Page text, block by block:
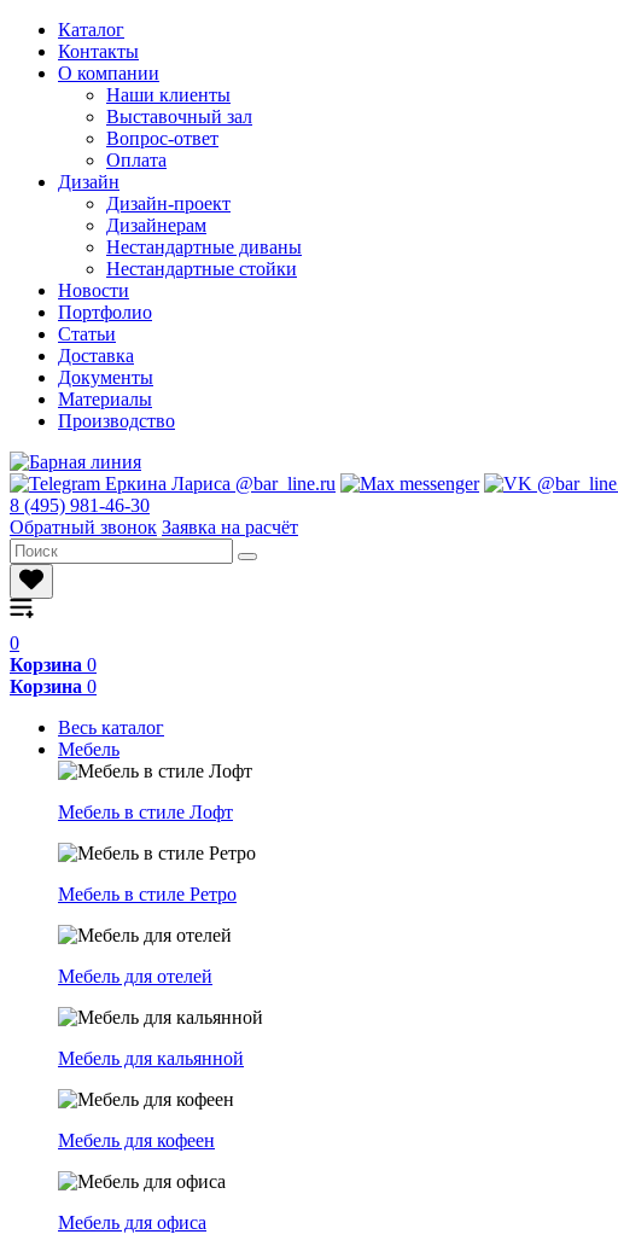
Каталог
Контакты
О компании
Наши клиенты
Выставочный зал
Вопрос-ответ
Оплата
Дизайн
Дизайн-проект
Дизайнерам
Нестандартные диваны
Нестандартные стойки
Новости
Портфолио
Статьи
Доставка
Документы
Материалы
Производство
8 (495) 981-46-30
Обратный звонок Заявка на расчёт
0
Корзина 0
Корзина 0
Весь каталог
Мебель
Мебель в стиле Лофт
Мебель в стиле Ретро
Мебель для отелей
Мебель для кальянной
Мебель для кофеен
Мебель для офиса